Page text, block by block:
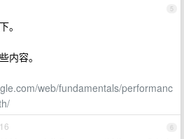
5
。
内容。
web/fundamentals/performanc
6